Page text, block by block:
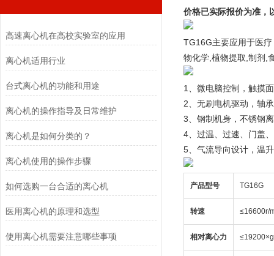
高速离心机在高校实验室的应用
离心机适用行业
台式离心机的功能和用途
离心机的操作指导及日常维护
离心机是如何分类的？
离心机使用的操作步骤
如何选购一台合适的离心机
医用离心机的原理和选型
使用离心机需要注意哪些事项
价格已实际报价为准，
TG16G主要应用于医
物化学,植物提取,制剂,
1、微电脑控制，触摸
2、无刷电机驱动，轴
3、钢制机身，不锈钢
4、过温、过速、门盖
5、气流导向设计，温
产品型号 TG16G
转速 ≤16600r/
相对离心力 ≤19200×g